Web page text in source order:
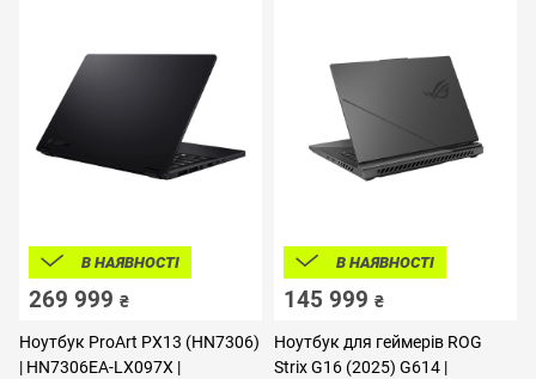
В НАЯВНОСТІ
269 999 ₴
Ноутбук ProArt PX13 (HN7306)
| HN7306EA-LX097X |
В НАЯВНОСТІ
145 999 ₴
Ноутбук для геймерів ROG
Strix G16 (2025) G614 |